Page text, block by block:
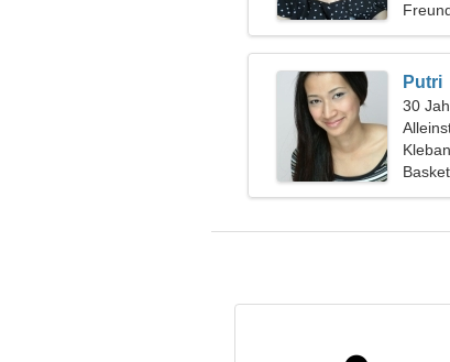
Putri
30